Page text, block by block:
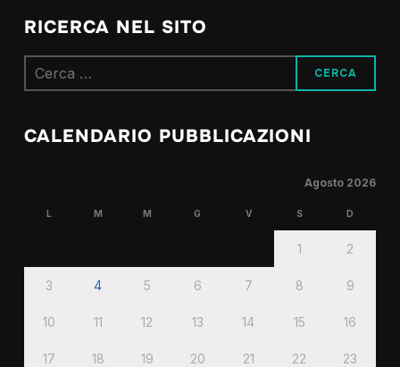
RICERCA NEL SITO
Ricerca
per:
CALENDARIO PUBBLICAZIONI
Agosto 2026
L M M G V S D
1 2
3 4 5 6 7 8 9
10 11 12 13 14 15 16
17 18 19 20 21 22 23